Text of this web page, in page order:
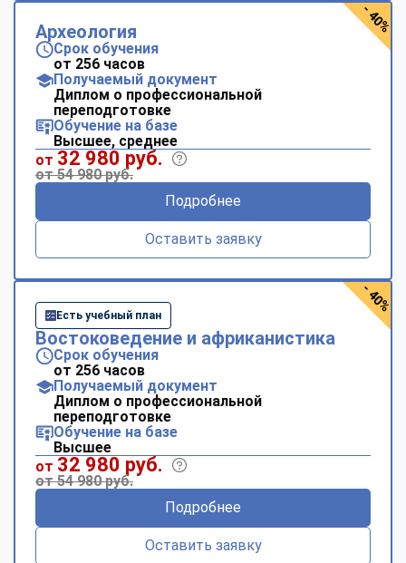
Археология
Срок обучения
от 256 часов
Получаемый документ
Диплом о профессиональной
переподготовке
Обучение на базе
Высшее, среднее
от 32 980 руб.
от 54 980 руб.
Подробнее
Оставить заявку
- 40%
Есть учебный план
Востоковедение и африканистика
Срок обучения
от 256 часов
Получаемый документ
Диплом о профессиональной
переподготовке
Обучение на базе
Высшее
от 32 980 руб.
от 54 980 руб.
Подробнее
Оставить заявку
- 40%